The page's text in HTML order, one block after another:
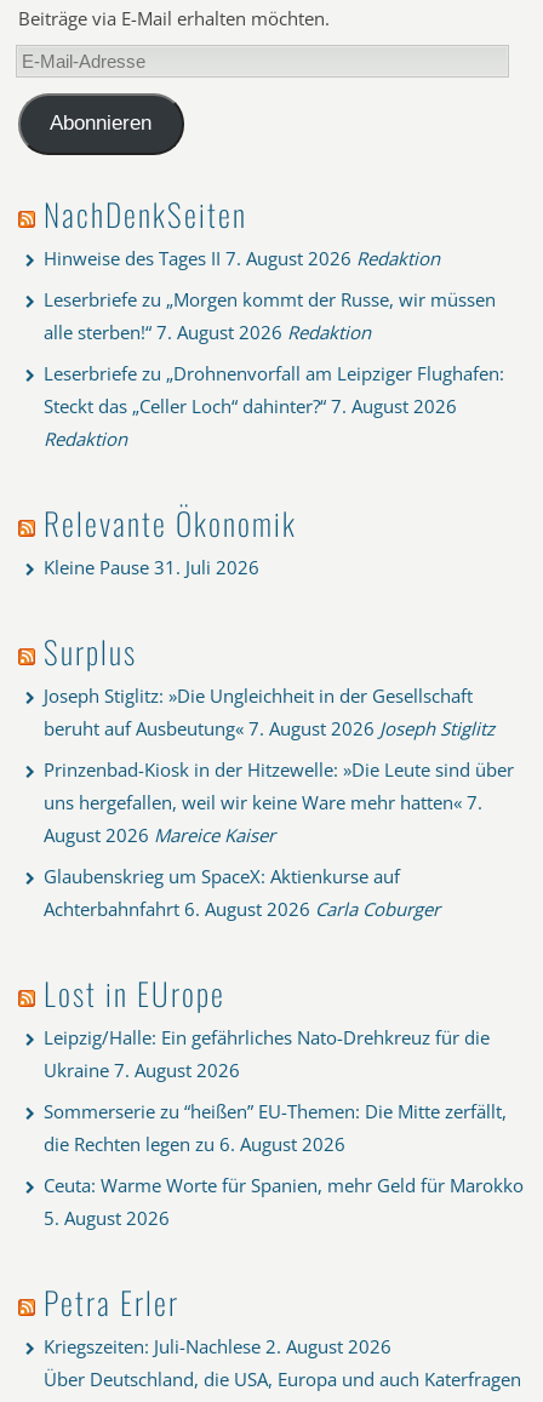
Beiträge via E-Mail erhalten möchten.
E-
Mail-
AdresseAbonnieren
NachDenkSeiten
Hinweise des Tages II 7. August 2026 Redaktion
Leserbriefe zu „Morgen kommt der Russe, wir müssen
alle sterben!“ 7. August 2026 Redaktion
Leserbriefe zu „Drohnenvorfall am Leipziger Flughafen:
Steckt das „Celler Loch“ dahinter?“ 7. August 2026
Redaktion
Relevante Ökonomik
Kleine Pause 31. Juli 2026
Surplus
Joseph Stiglitz: »Die Ungleichheit in der Gesellschaft
beruht auf Ausbeutung« 7. August 2026 Joseph Stiglitz
Prinzenbad-Kiosk in der Hitzewelle: »Die Leute sind über
uns hergefallen, weil wir keine Ware mehr hatten« 7.
August 2026 Mareice Kaiser
Glaubenskrieg um SpaceX: Aktienkurse auf
Achterbahnfahrt 6. August 2026 Carla Coburger
Lost in EUrope
Leipzig/Halle: Ein gefährliches Nato-Drehkreuz für die
Ukraine 7. August 2026
Sommerserie zu “heißen” EU-Themen: Die Mitte zerfällt,
die Rechten legen zu 6. August 2026
Ceuta: Warme Worte für Spanien, mehr Geld für Marokko
5. August 2026
Petra Erler
Kriegszeiten: Juli-Nachlese 2. August 2026
Über Deutschland, die USA, Europa und auch Katerfragen